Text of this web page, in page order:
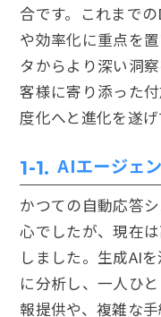
合です。これまで
や効率化に重点を
タからより深い洞
客様に寄り添った
度化へと進化を遂げ
1-1. AIエージェ
かつての自動応答
心でしたが、現在
しました。生成AI
に分析し、一人ひ
報提供や、複雑な